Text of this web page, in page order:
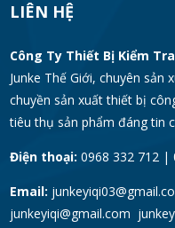
LIÊN HỆ
Công Ty Thiết Bị Kiểm
Junke Thế Giới, chuyên
chuyền sản xuất thiết bị
tiêu thụ sản phẩm đáng tin
Điện thoại: 0968 332 712 |
Email:
junkeyiqi@gmail.com